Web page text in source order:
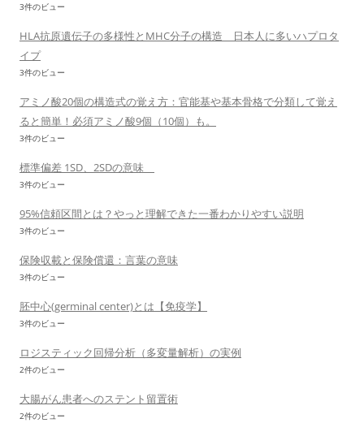
3件のビュー
HLA抗原遺伝子の多様性とMHC分子の構造 日本人に多いハプロタ
イプ
3件のビュー
アミノ酸20個の構造式の覚え方：官能基や基本骨格で分類して覚え
ると簡単！必須アミノ酸9個（10個）も。
3件のビュー
標準偏差 1SD、2SDの意味
3件のビュー
95%信頼区間とは？やっと理解できた一番わかりやすい説明
3件のビュー
保険収載と保険償還：言葉の意味
3件のビュー
胚中心(germinal center)とは【免疫学】
3件のビュー
ロジスティック回帰分析（多変量解析）の実例
2件のビュー
大腸がん患者へのステント留置術
2件のビュー